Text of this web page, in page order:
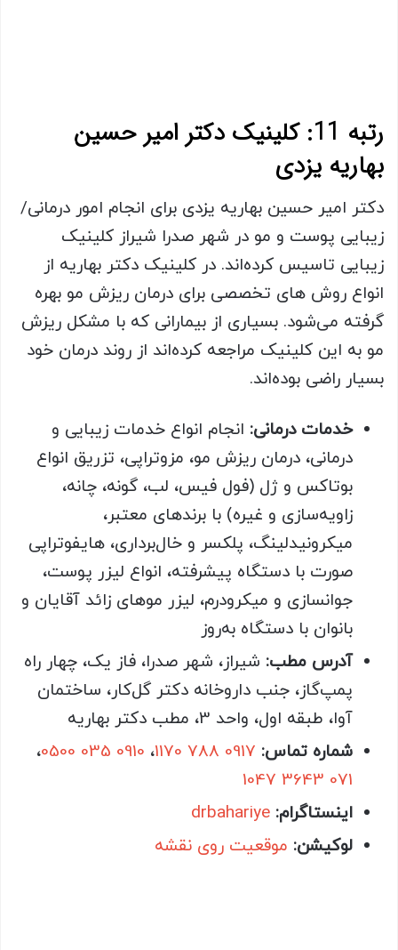
رتبه 11: کلینیک دکتر امیر حسین
بهاریه یزدی
دکتر امیر حسین بهاریه یزدی برای انجام امور درمانی/
زیبایی پوست و مو در شهر صدرا شیراز کلینیک
زیبایی تاسیس کرده‌اند. در کلینیک دکتر بهاریه از
انواع روش های تخصصی برای درمان ریزش مو بهره
گرفته می‌شود. بسیاری از بیمارانی که با مشکل ریزش
مو به این کلینیک مراجعه کرده‌اند از روند درمان خود
بسیار راضی بوده‌اند.
خدمات درمانی: انجام انواع خدمات زیبایی و
درمانی، درمان ریزش مو، مزوتراپی، تزریق انواع
بوتاکس و ژل (فول فیس، لب، گونه، چانه،
زاویه‌سازی و غیره) با برندهای معتبر،
میکرونیدلینگ، پلکسر و خال‌برداری، هایفوتراپی
صورت با دستگاه پیشرفته، انواع لیزر پوست،
جوانسازی و میکرودرم، لیزر موهای زائد آقایان و
بانوان با دستگاه به‌روز
آدرس مطب: شیراز، شهر صدرا، فاز یک، چهار راه
پمپ‌گاز، جنب داروخانه دکتر گل‌کار، ساختمان
آوا، طبقه اول، واحد 3، مطب دکتر بهاریه
شماره تماس:
،
،
071 3643 1047
اینستاگرام: drbahariye
لوکیشن: موقعیت روی نقشه